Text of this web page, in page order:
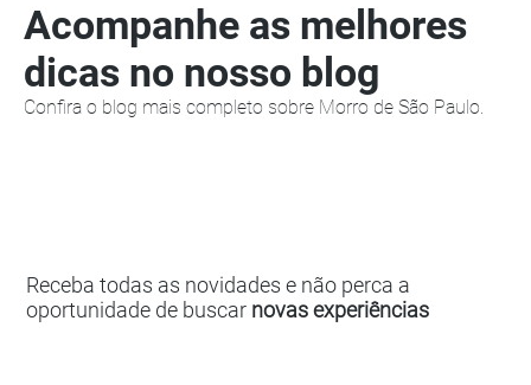
Acompanhe as melhores
dicas no nosso blog
Confira o blog mais completo sobre Morro de São Paulo.
Receba todas as novidades e não perca a
oportunidade de buscar novas experiências